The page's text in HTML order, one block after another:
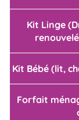
Kit Linge
Kit Bébé (lit,
Forfait